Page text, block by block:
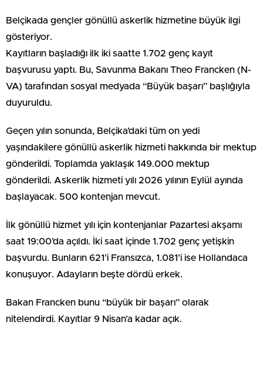
Belçikada gençler gönüllü askerlik hizmetine büyük ilgi
gösteriyor.
Kayıtların başladığı ilk iki saatte 1.702 genç kayıt
başvurusu yaptı. Bu, Savunma Bakanı Theo Francken (N-
VA) tarafından sosyal medyada “Büyük başarı” başlığıyla
duyuruldu.
Geçen yılın sonunda, Belçika’daki tüm on yedi
yaşındakilere gönüllü askerlik hizmeti hakkında bir mektup
gönderildi. Toplamda yaklaşık 149.000 mektup
gönderildi. Askerlik hizmeti yılı 2026 yılının Eylül ayında
başlayacak. 500 kontenjan mevcut.
İlk gönüllü hizmet yılı için kontenjanlar Pazartesi akşamı
saat 19:00’da açıldı. İki saat içinde 1.702 genç yetişkin
başvurdu. Bunların 621’i Fransızca, 1.081’i ise Hollandaca
konuşuyor. Adayların beşte dördü erkek.
Bakan Francken bunu “büyük bir başarı” olarak
nitelendirdi. Kayıtlar 9 Nisan’a kadar açık.